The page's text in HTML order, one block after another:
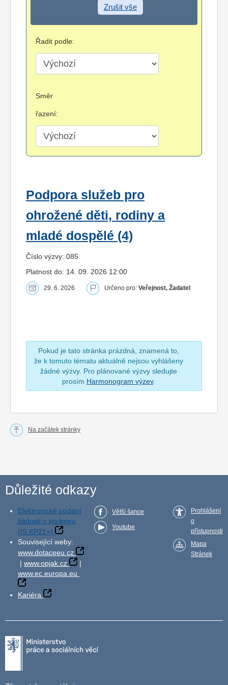
Zrušit vše
Řadit podle:
Směr
řazení:
Podpora služeb pro
ohrožené děti, rodiny a
mladé dospělé (4)
Číslo výzvy: 085
Platnost do: 14. 09. 2026 12:00
29. 6. 2026 Určeno pro: Veřejnost, Žadatel
Pokud je tato stránka prázdná, znamená to,
že k tomuto tématu aktuálně nejsou vyhlášeny
žádné výzvy. Pro plánované výzvy sledujte
prosím Harmonogram výzev.
Na začátek stránky
Důležité odkazy
Elektronické podání
žádosti o podporu
(IS KP21+)
Související weby:
www.dotaceeu.cz
| www.opjak.cz
|
www.ec.europa.eu
Kariéra
Větší šance
Youtube
Prohlášení
o
přístupnosti
Mapa
Stránek